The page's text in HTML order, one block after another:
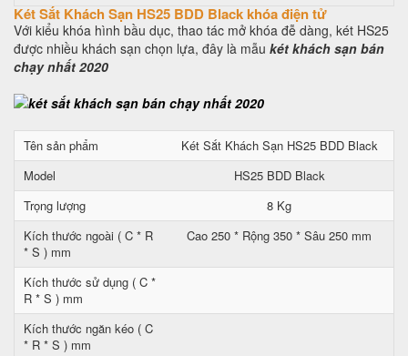
Két Sắt Khách Sạn HS25 BDD Black khóa điện tử
Với kiểu khóa hình bầu dục, thao tác mở khóa đễ dàng, két HS25
được nhiều khách sạn chọn lựa, đây là mẫu két khách sạn bán
chạy nhất 2020
Tên sản phẩm
Két Sắt Khách Sạn HS25 BDD Black
Model
HS25 BDD Black
Trọng lượng
8 Kg
Kích thước ngoài ( C * R
* S ) mm
Cao 250 * Rộng 350 * Sâu 250 mm
Kích thước sử dụng ( C *
R * S ) mm
Kích thước ngăn kéo ( C
* R * S ) mm